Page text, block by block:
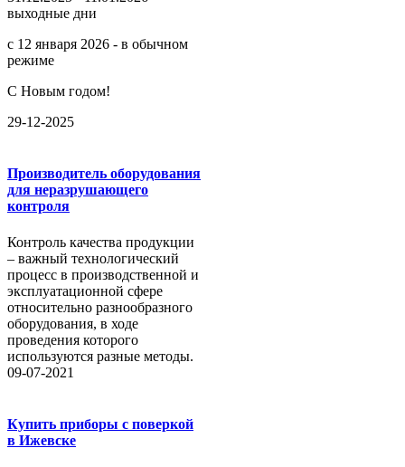
выходные дни
с 12 января 2026 - в обычном
режиме
С Новым годом!
29-12-2025
Производитель оборудования
для неразрушающего
контроля
Контроль качества продукции
– важный технологический
процесс в производственной и
эксплуатационной сфере
относительно разнообразного
оборудования, в ходе
проведения которого
используются разные методы.
09-07-2021
Купить приборы с поверкой
в Ижевске